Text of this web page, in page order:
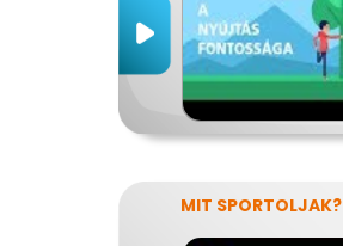
MIT SPORTOLJAK?